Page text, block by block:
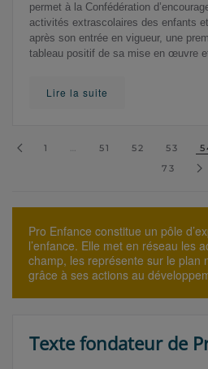
permet à la Confédération
activités extrascolaires des enfants
après son entrée en vigueur, une
tableau positif de sa mise en œuvre
Lire la suite
1 … 51 52 53
73
Pro Enfance constitue un pôle
l’enfance. Elle met en réseau les
champ, les représente sur le plan
grâce à ses actions au
Texte fondateur de